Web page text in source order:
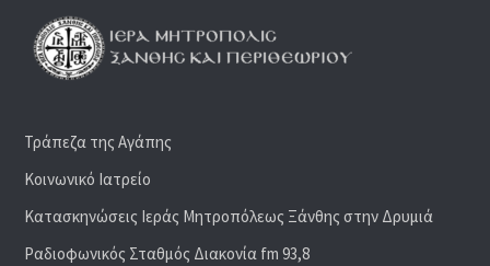
Τράπεζα της Αγάπης
Κοινωνικό Ιατρείο
Κατασκηνώσεις Ιεράς Μητροπόλεως Ξάνθης στην Δρυμιά
Ραδιoφωνικός Σταθμός Διακονία fm 93,8